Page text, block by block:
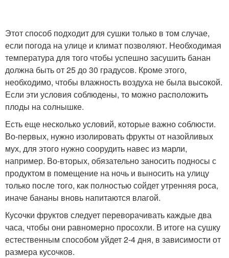
Этот способ подходит для сушки только в том случае,
если погода на улице и климат позволяют. Необходимая
температура для того чтобы успешно засушить банан
должна быть от 25 до 30 градусов. Кроме этого,
необходимо, чтобы влажность воздуха не была высокой.
Если эти условия соблюдены, то можно расположить
плоды на солнышке.
Есть еще несколько условий, которые важно соблюсти.
Во-первых, нужно изолировать фрукты от назойливых
мух, для этого нужно соорудить навес из марли,
например. Во-вторых, обязательно заносить подносы с
продуктом в помещение на ночь и выносить на улицу
только после того, как полностью сойдет утренняя роса,
иначе бананы вновь напитаются влагой.
Кусочки фруктов следует переворачивать каждые два
часа, чтобы они равномерно просохли. В итоге на сушку
естественным способом уйдет 2-4 дня, в зависимости от
размера кусочков.